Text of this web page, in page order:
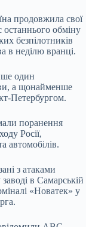
продовжила свої
останнього обміну
безпілотників
в неділю вранці.
один
а щонайменше
Петербургом.
поранення
Росії,
автомобілів.
з атаками
в Самарській
«Новатек» у